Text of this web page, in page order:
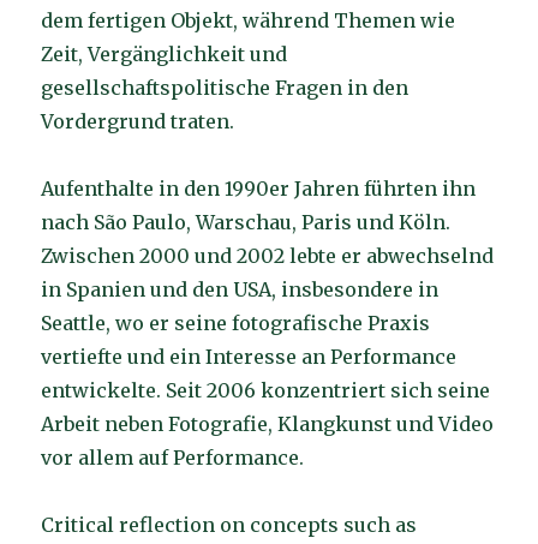
dem fertigen Objekt, während Themen wie
Zeit, Vergänglichkeit und
gesellschaftspolitische Fragen in den
Vordergrund traten.
Aufenthalte in den 1990er Jahren führten ihn
nach São Paulo, Warschau, Paris und Köln.
Zwischen 2000 und 2002 lebte er abwechselnd
in Spanien und den USA, insbesondere in
Seattle, wo er seine fotografische Praxis
vertiefte und ein Interesse an Performance
entwickelte. Seit 2006 konzentriert sich seine
Arbeit neben Fotografie, Klangkunst und Video
vor allem auf Performance.
Critical reflection on concepts such as